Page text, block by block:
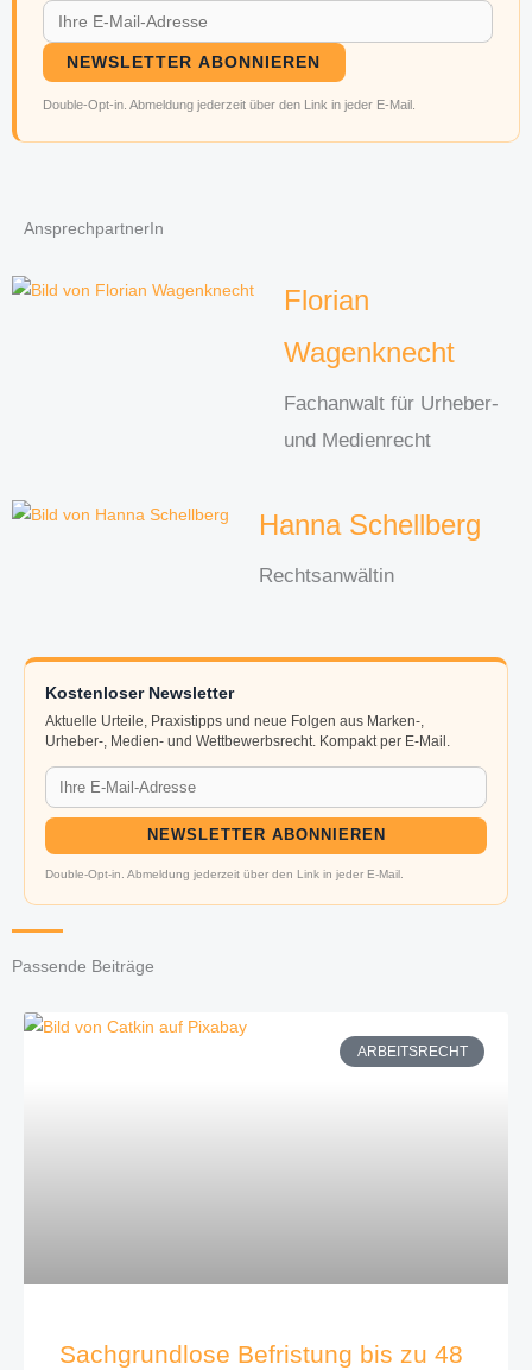
NEWSLETTER ABONNIEREN
Double-Opt-in. Abmeldung jederzeit über den Link in jeder E-Mail.
AnsprechpartnerIn
Florian
Wagenknecht
Fachanwalt für Urheber-
und Medienrecht
Hanna Schellberg
Rechtsanwältin
Kostenloser Newsletter
Aktuelle Urteile, Praxistipps und neue Folgen aus Marken-,
Urheber-, Medien- und Wettbewerbsrecht. Kompakt per E-Mail.
NEWSLETTER ABONNIEREN
Double-Opt-in. Abmeldung jederzeit über den Link in jeder E-Mail.
Passende Beiträge
ARBEITSRECHT
Sachgrundlose Befristung bis zu 48